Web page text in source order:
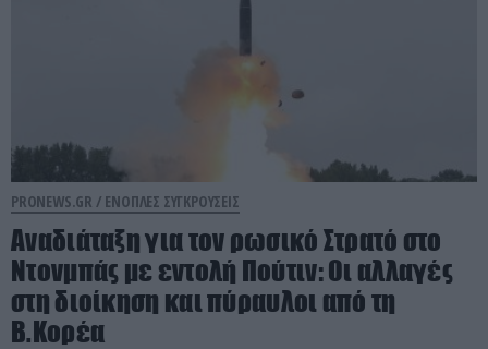
PRONEWS.GR / ΕΝΟΠΛΕΣ ΣΥΓΚΡΟΥΣΕΙΣ
Αναδιάταξη για τον ρωσικό Στρατό στο
Ντονμπάς με εντολή Πούτιν: Οι αλλαγές
στη διοίκηση και πύραυλοι από τη
Β.Κορέα